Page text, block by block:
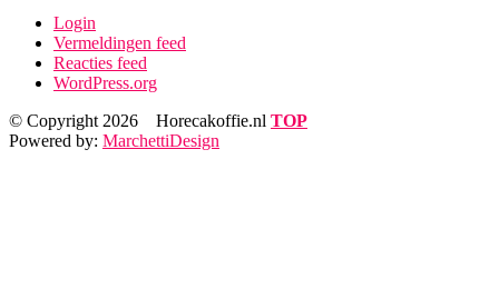
Login
Vermeldingen feed
Reacties feed
WordPress.org
© Copyright 2026
Horecakoffie.nl TOP
Powered by: MarchettiDesign